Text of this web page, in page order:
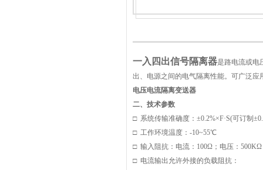
一入四出信号隔离器是路电流或电
出、电源之间的电气隔离性能。可广泛
电压电流隔离变送器
二、 技术参数
□ 系统传输准确度：±0.2%×F·S(可订制
□ 工作环境温度：-10~55℃
□ 输入阻抗：电流：100Ω；电压：500KΩ
□ 电流输出允许外接的负载阻抗：